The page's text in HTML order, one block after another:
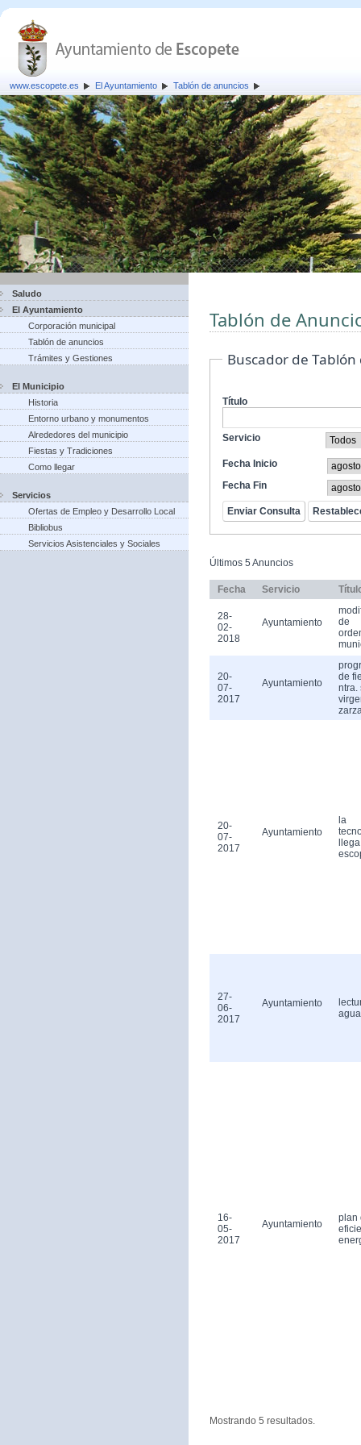
www.escopete.es El Ayuntamiento Tablón de anuncios
Saludo
El Ayuntamiento
Corporación municipal
Tablón de anuncios
Trámites y Gestiones
El Municipio
Historia
Entorno urbano y monumentos
Alrededores del municipio
Fiestas y Tradiciones
Como llegar
Servicios
Ofertas de Empleo y Desarrollo Local
Bibliobus
Servicios Asistenciales y Sociales
Tablón de
Buscador de
Título
Servicio
Fecha Inicio
Fecha Fin
Últimos 5 Anuncios
Fecha Servicio
28-
02-
2018
Ayuntamiento
de
20-
07-
2017
Ayuntamiento
de
ntra.
20-
07-
2017
Ayuntamiento
la
27-
06-
2017
Ayuntamiento
16-
05-
2017
Ayuntamiento
plan
Mostrando 5 resultados.